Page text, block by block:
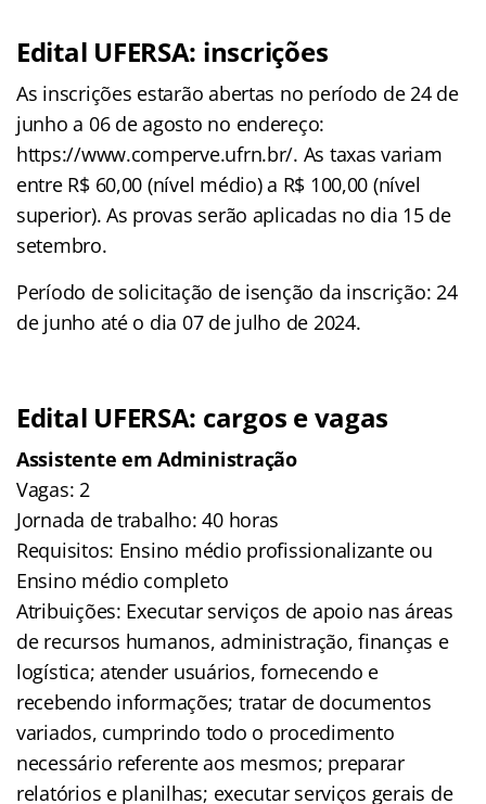
Edital UFERSA: inscrições
As inscrições estarão abertas no período de 24 de
junho a 06 de agosto no endereço:
https://www.comperve.ufrn.br/. As taxas variam
entre R$ 60,00 (nível médio) a R$ 100,00 (nível
superior). As provas serão aplicadas no dia 15 de
setembro.
Período de solicitação de isenção da inscrição: 24
de junho até o dia 07 de julho de 2024.
Edital UFERSA: cargos e vagas
Assistente em Administração
Vagas: 2
Jornada de trabalho: 40 horas
Requisitos: Ensino médio profissionalizante ou
Ensino médio completo
Atribuições: Executar serviços de apoio nas áreas
de recursos humanos, administração, finanças e
logística; atender usuários, fornecendo e
recebendo informações; tratar de documentos
variados, cumprindo todo o procedimento
necessário referente aos mesmos; preparar
relatórios e planilhas; executar serviços gerais de